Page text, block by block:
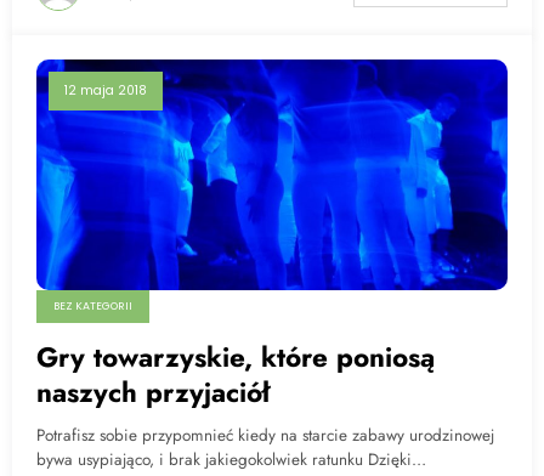
12 maja 2018
BEZ KATEGORII
Gry towarzyskie, które poniosą
naszych przyjaciół
Potrafisz sobie przypomnieć kiedy na starcie zabawy urodzinowej
bywa usypiająco, i brak jakiegokolwiek ratunku Dzięki…